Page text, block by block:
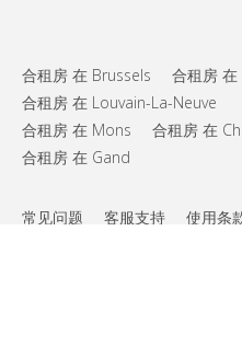
合租房 在 Brussels 合租房 在
合租房 在 Louvain-La-Neuve
合租房 在 Mons
合租房 在
合租房 在 Gand
常见问题 客服支持 使用条